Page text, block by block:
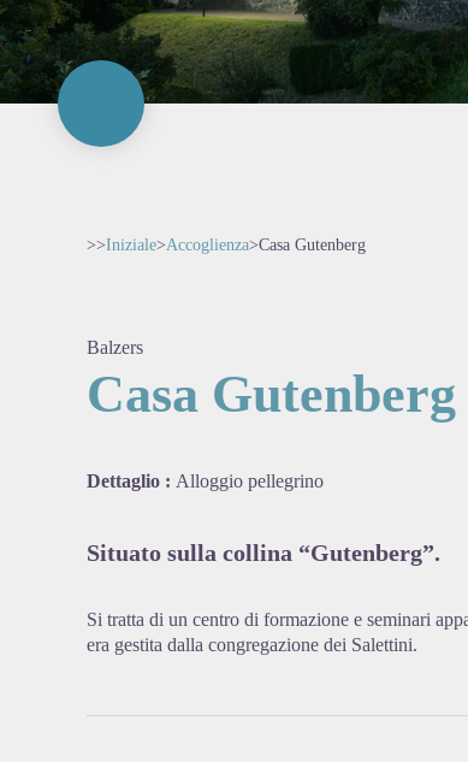
>>Iniziale>Accoglienza>Casa Gutenberg
Balzers
Casa Gutenberg
Dettaglio : Alloggio pellegrino
Situato sulla collina “Gutenberg”.
Si tratta di un centro di formazione e seminari
era gestita dalla congregazione dei Salettini.